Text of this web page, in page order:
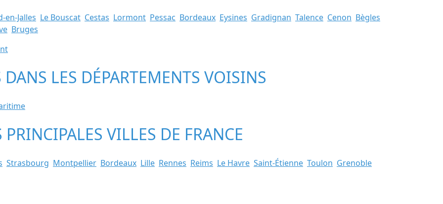
en-Jalles Le Bouscat Cestas Lormont Pessac Bordeaux Eysines Gradignan Talence Cenon Bègles
Bruges
LES DÉPARTEMENTS VOISINS
VILLES DE FRANCE
Strasbourg Montpellier Bordeaux Lille Rennes Reims Le Havre Saint-Étienne Toulon Grenoble